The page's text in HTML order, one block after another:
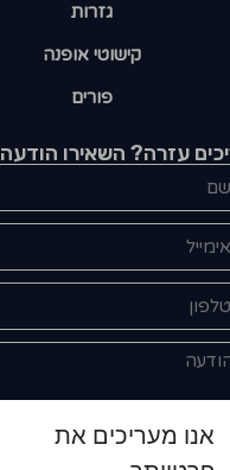
אנו מעריכים את
גזרות
קישוטי אופנה
פורים
עזרה? השאירו הודעה